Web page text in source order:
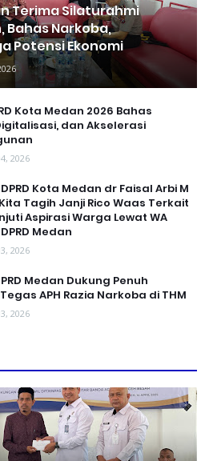
Terima Silaturahmi
Bahas Narkoba,
Potensi Ekonomi
Kota Medan 2026 Bahas
dan Akselerasi
2026
Kota Medan dr Faisal Arbi M
Tagih Janji Rico Waas Terkait
Aspirasi Warga Lewat WA
Medan
2026
Medan Dukung Penuh
APH Razia Narkoba di THM
2026